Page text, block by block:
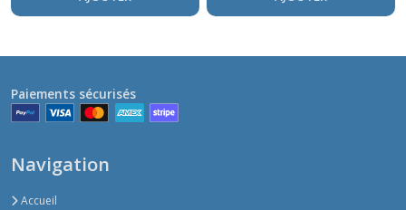
Paiements sécurisés
Navigation
Accueil